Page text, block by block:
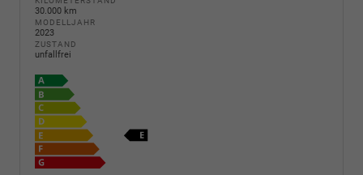
30.000 km
MODELLJAHR
2023
ZUSTAND
unfallfrei